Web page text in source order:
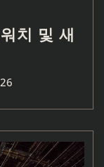
치 및 새